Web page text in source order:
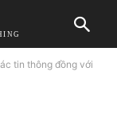
tin thông đồng với